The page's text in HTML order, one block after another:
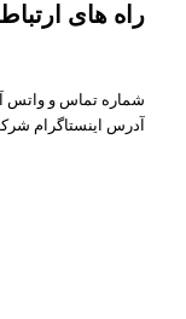
راه های
شماره تماس و واتس
آدرس اینستاگرام